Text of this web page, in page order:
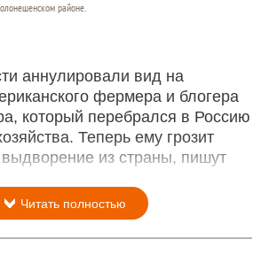
районе.
аннулировали вид на
фермера и блогера
который перебрался в Россию
Теперь ему грозит
из страны, пишут
Читать полностью